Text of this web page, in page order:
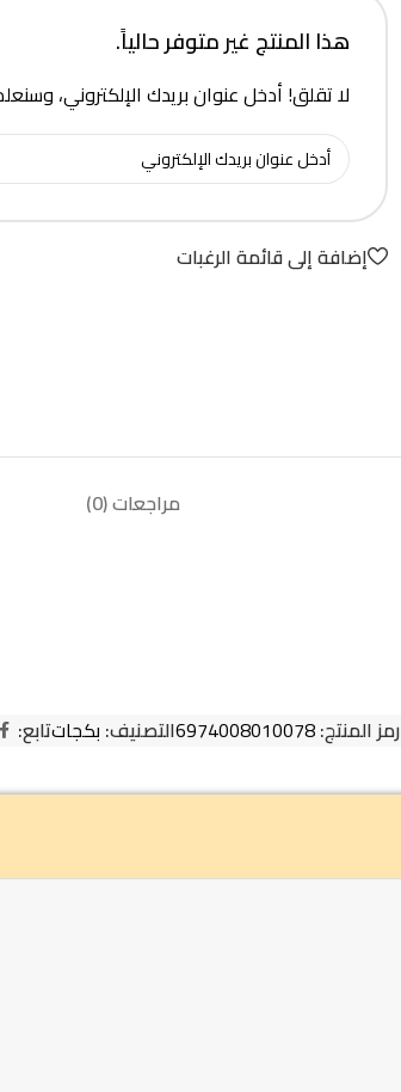
هذا المنتج غير متوفر حالياً.
لا تقلق! أدخل عنوان بريدك الإلكتروني،
إضافة إلى قائمة الرغبات
مراجعات (0)
رمز المنتج:6974008010078التصنيف: بكجاتتابع: